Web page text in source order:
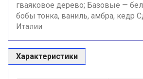
гваяковое дерево; Базовые —
бобы тонка, ваниль, амбра, кедр
Италии
Характеристики